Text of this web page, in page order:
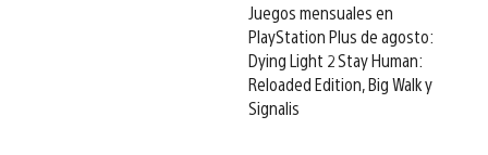
Juegos mensuales en
PlayStation Plus de agosto:
Dying Light 2 Stay Human:
Reloaded Edition, Big Walk y
Signalis